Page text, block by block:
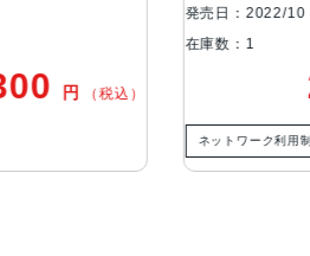
（税込）
発売日：2022/10
在庫数：1
ネットワーク利用制限－